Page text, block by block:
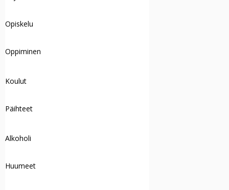
Opiskelu
Oppiminen
Koulut
Päihteet
Alkoholi
Huumeet